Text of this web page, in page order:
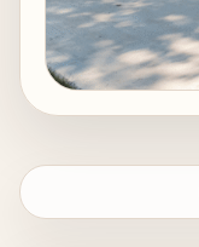
Filtres